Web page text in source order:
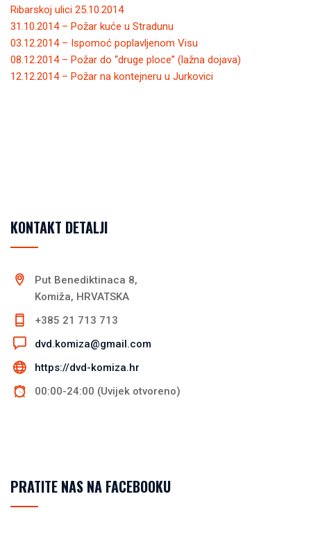
Ribarskoj ulici 25.10.2014
31.10.2014 – Požar kuće u Stradunu
03.12.2014 – Ispomoć poplavljenom Visu
08.12.2014 – Požar do “druge ploce” (lažna dojava)
12.12.2014 – Požar na kontejneru u Jurkovici
KONTAKT DETALJI
Put Benediktinaca 8,
Komiža, HRVATSKA
+385 21 713 713
dvd.komiza@gmail.com
https://dvd-komiza.hr
00:00-24:00 (Uvijek otvoreno)
PRATITE NAS NA FACEBOOKU